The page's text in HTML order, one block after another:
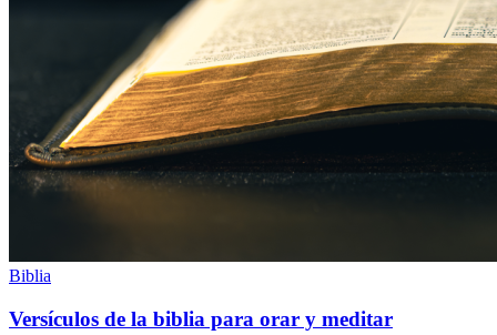
Biblia
Versículos de la biblia para orar y meditar